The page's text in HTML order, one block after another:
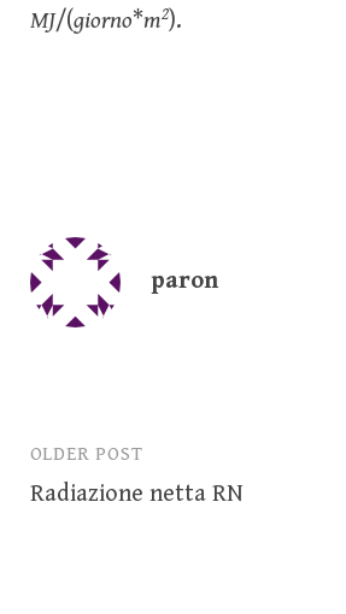
MJ/(giorno*m2).
paron
Post
navigation
OLDER POST
Radiazione netta RN